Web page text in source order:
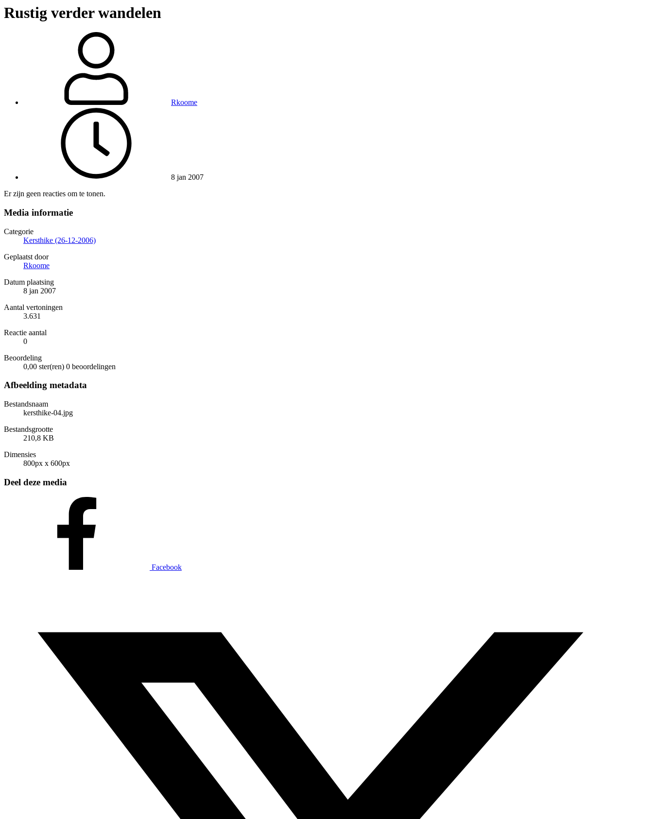
Rustig verder wandelen
Rkoome
8 jan 2007
Er zijn geen reacties om te tonen.
Media informatie
Categorie
Kersthike (26-12-2006)
Geplaatst door
Rkoome
Datum plaatsing
8 jan 2007
Aantal vertoningen
3.631
Reactie aantal
0
Beoordeling
0,00 ster(ren) 0 beoordelingen
Afbeelding metadata
Bestandsnaam
kersthike-04.jpg
Bestandsgrootte
210,8 KB
Dimensies
800px x 600px
Deel deze media
Facebook